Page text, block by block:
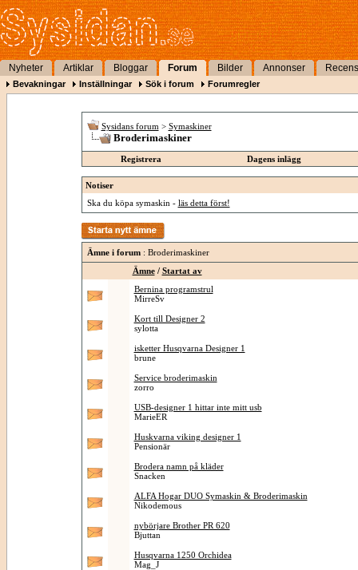
Nyheter Artiklar Bloggar Forum Bilder Annonser
Bevakningar Inställningar Sök i forum Forumregler
Sysidans forum > Symaskiner
Broderimaskiner
Registrera Dagens inlägg
Notiser
Ska du köpa symaskin - läs detta först!
Ämne i forum: Broderimaskiner
Ämne/ Startat av
Bernina programstrul
MirreSv
Kort till Designer 2
sylotta
isketter Husqvarna Designer 1
brune
Service broderimaskin
zorro
USB-designer 1 hittar inte mitt usb
MarieER
Huskvarna viking designer 1
Pensionär
Brodera namn på kläder
Snacken
ALFA Hogar DUO Symaskin & Broderimaskin
Nikodemous
nybörjare Brother PR 620
Bjuttan
Husqvarna 1250 Orchidea
Mag_J